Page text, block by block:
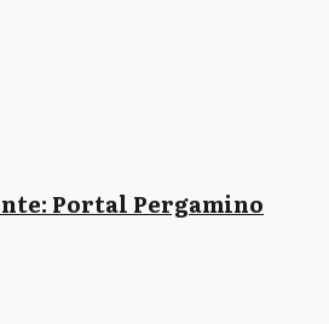
Portal Pergamino